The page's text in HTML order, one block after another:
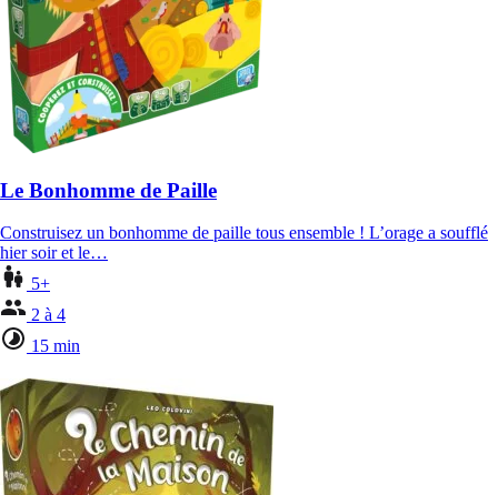
Le Bonhomme de Paille
Construisez un bonhomme de paille tous ensemble ! L’orage a soufflé
hier soir et le…
5+
2 à 4
15 min